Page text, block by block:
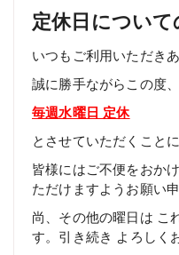
定休日につい
いつもご利用いただき
誠に勝手ながらこの度
毎週水曜日 定休
とさせていただくこと
皆様にはご不便をおか
ただけますようお願い
尚、その他の曜日は こ
す。引き続き よろしく